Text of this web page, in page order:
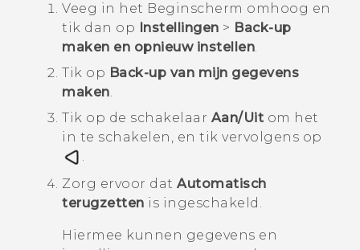
Veeg in het Beginscherm omhoog en
tik dan op
Instellingen > Back-up
maken en opnieuw instellen.
Tik op Back-up van mijn gegevens
maken.
Tik op de schakelaar Aan/Uit om het
in te schakelen, en tik vervolgens op
.
Zorg ervoor dat Automatisch
terugzetten is ingeschakeld.
Hiermee kunnen gegevens en